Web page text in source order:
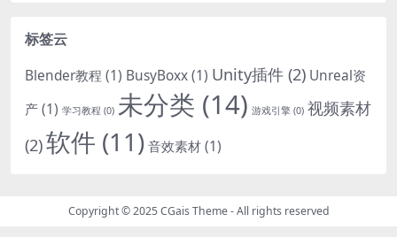
标签云
Blender教程 (1) BusyBoxx(1) Unity插件 (2) Unreal资
产(1) 学习教程 (0) 未分类 (14) 游戏引擎 (0) 视频素材
(2)软件 (11)音效素材(1)
Copyright © 2025CGais Theme- All rights reserved